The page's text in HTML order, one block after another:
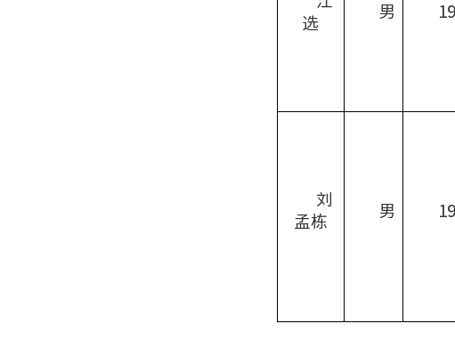
选
男
刘
孟栋
男